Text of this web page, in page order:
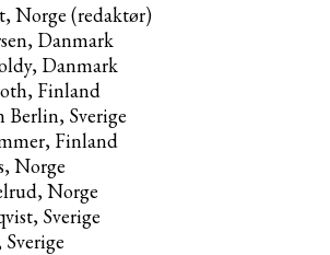
Norge (redaktør)
Danmark
Danmark
Finland
Berlin, Sverige
Finland
Norge
Norge
Sverige